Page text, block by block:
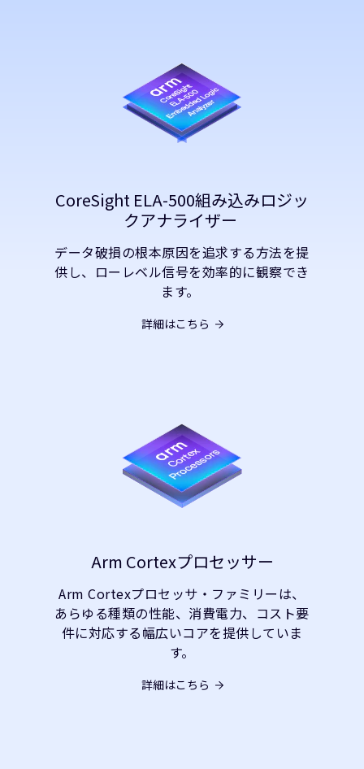
CoreSight ELA-500組み込みロジッ
クアナライザー
データ破損の根本原因を追求する方法を提
供し、ローレベル信号を効率的に観察でき
ます。
詳細はこちら
Arm Cortexプロセッサー
Arm Cortexプロセッサ・ファミリーは、
あらゆる種類の性能、消費電力、コスト要
件に対応する幅広いコアを提供していま
す。
詳細はこちら